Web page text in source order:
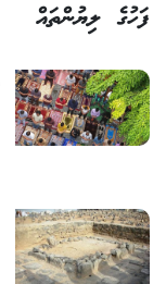
ފަހުގެ ލިޔުންތައް